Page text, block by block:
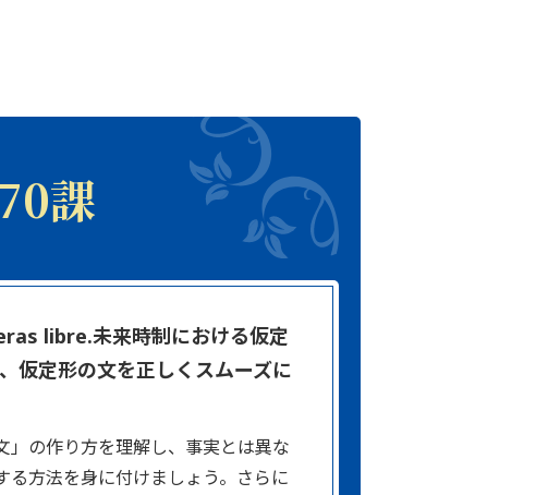
課
libre.未来時制における仮定
仮定形の文を正しくスムーズに
」の作り方を理解し、事実とは異な
る方法を身に付けましょう。さらに